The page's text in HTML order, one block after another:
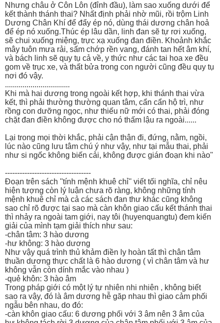
Nhưng châu ở Côn Lôn (đỉnh đầu), làm sao xuống dưới để
kết thành thánh thai? Nhất định phải nhờ mũi, rồi trộm Linh
Dương Chân Khí để đẩy ép nó, dùng thái dương chân hoả
để ép nó xuống.Thúc ép lâu dần, linh đan sẽ tự rơi xuống,
sẽ chui xuống miệng, trực xạ xuống đan điền. Khoảnh khắc
mây tuôn mưa rải, sấm chớp rền vang, đánh tan hết âm khí,
và bách linh sẽ quy tụ cả về, y thức như các tai hoa xe đều
gom về trục xe, và thất bửa trong con người cũng đều quy tụ
nơi đó vậy.
.................................
Khi mà hai dương trong ngoài kết hợp, khi thánh thai vừa
kết, thì phải thường thường quan tâm, cẩn cẩn hộ trì, như
rồng con dưỡng ngọc, như thiếu nữ mới có thai, phải đóng
chặt đan điền không được cho nó thấm lậu ra ngoài......
Lại trong mọi thời khắc, phải cận thận đi, đứng, nằm, ngồi,
lúc nào cũng lưu tâm chú ý như vậy, như tại mẫu thai, phải
như si ngốc không biến cải, không được gián đoạn khi nào"
-----------------------------------
Đoạn trên sách ''tính mệnh khuê chỉ'' viết tối nghĩa, chỉ nêu
hiện tượng còn lý luận chưa rõ ràng, không những tính
mệnh khuê chỉ mà cả các sách đan thư khác cũng không
sao chỉ rõ được tại sao mà càn khôn giao cấu kết thánh thai
thì nhảy ra ngoài tam giới, nay tôi (huyenquangtu) đem kiến
giải của mình tạm giải thích như sau:
-chân tâm: 3 hào dương
-hư không: 3 hào dương
Như vậy quá trình thủ khảm điền ly hoàn tất thì chân tâm
thuần dương thực chất là 6 hào dương ( vì chân tâm và hư
không vẫn còn dính mắc vào nhau )
-quẻ khôn: 3 hào âm
Trong pháp giới có một lý tự nhiên nhi nhiên , không biết
sao ra vậy, đó là âm dương hễ găp nhau thì giao cảm phối
ngẫu bên nhau, do đó:
-càn khôn giao cấu: 6 dương phối với 3 âm nên 3 âm của